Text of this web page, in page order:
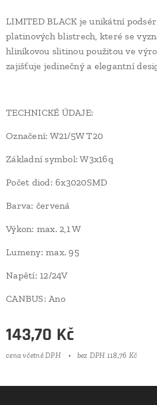
LIMITED BLACK je unikátní
platinových blistrech, které se
hliníkovou slitinou použitou ve
zajišťuje jedinečný a elegantní
TECHNICKÉ ÚDAJE:
Označení: W21/5W T20
Základní symbol: W3x16q
Počet diod: 6x3020SMD
Barva: červená
Výkon: max. 2,1 W
Lumeny: max. 95
Napětí: 12/24V
CANBUS: Ano
143,70 Kč
cena včetně DPH bez DPH 118,76 Kč